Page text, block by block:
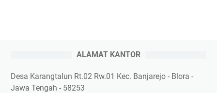
ALAMAT KANTOR
Desa Karangtalun Rt.02 Rw.01 Kec. Banjarejo - Blora -
Jawa Tengah - 58253